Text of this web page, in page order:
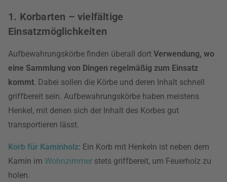
1. Korbarten – vielfältige
Einsatzmöglichkeiten
Aufbewahrungskörbe finden überall dort Verwendung, wo
eine Sammlung von Dingen regelmäßig zum Einsatz
kommt. Dabei sollen die Körbe und deren Inhalt schnell
griffbereit sein. Aufbewahrungskörbe haben meistens
Henkel, mit denen sich der Inhalt des Korbes gut
transportieren lässt.
Korb für Kaminholz: Ein Korb mit Henkeln ist neben dem
Kamin im Wohnzimmer stets griffbereit, um Feuerholz zu
holen.